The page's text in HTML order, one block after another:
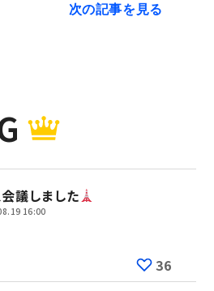
次の記事を見る
議しました
16:00
36